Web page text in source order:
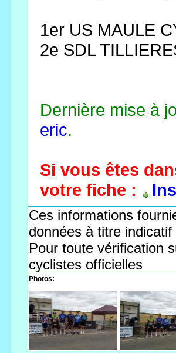
1er US MAULE
2e SDL
Dernière mise à
eric.
Si vous êtes
votre fiche :
Ces informations
données à titre
Pour toute vérification
cyclistes officielles
Photos: